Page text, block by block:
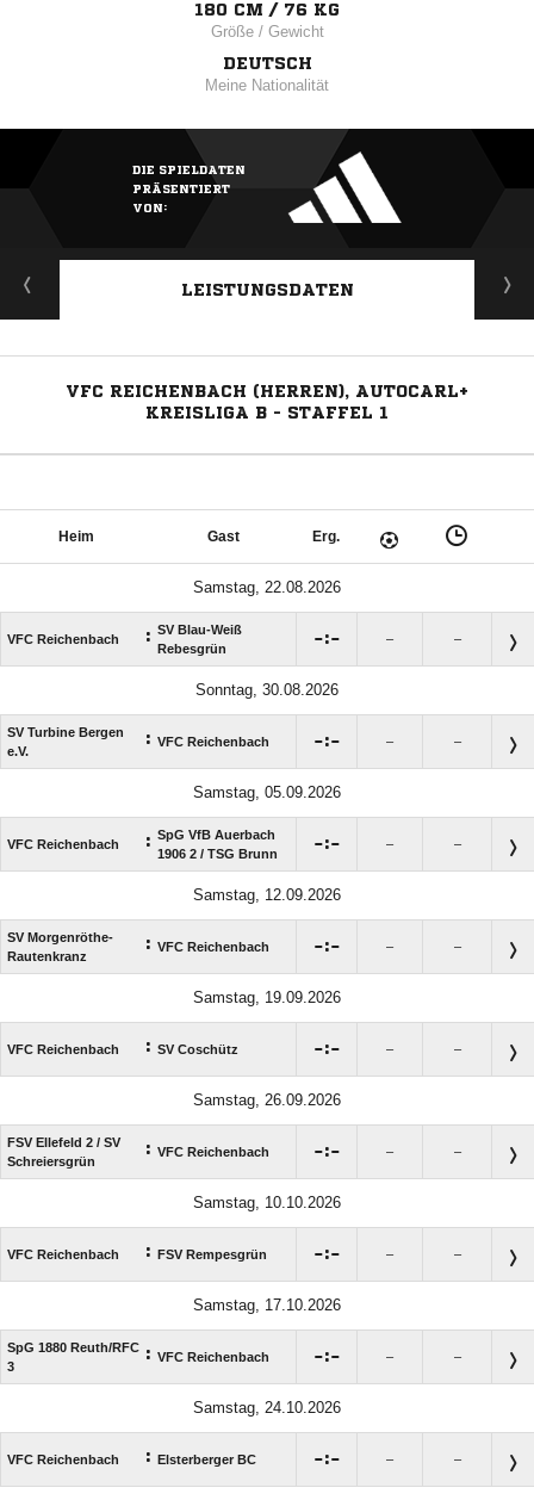
180 CM / 76 KG
Größe / Gewicht
DEUTSCH
Meine Nationalität
DIE SPIELDATEN
PRÄSENTIERT
VON:
LEISTUNGSDATEN
VFC REICHENBACH (HERREN), AUTOCARL+
KREISLIGA B - STAFFEL 1
Heim Gast Erg.
Samstag, 22.08.2026
VFC Reichenbach : SV Blau-Weiß
Rebesgrün
: – –
Sonntag, 30.08.2026
SV Turbine Bergen
e.V.
: VFC Reichenbach : – –
Samstag, 05.09.2026
VFC Reichenbach : SpG VfB Auerbach
1906 2 /​ TSG Brunn
: – –
Samstag, 12.09.2026
SV Morgenröthe-
Rautenkranz
: VFC Reichenbach : – –
Samstag, 19.09.2026
VFC Reichenbach : SV Coschütz : – –
Samstag, 26.09.2026
FSV Ellefeld 2 /​ SV
Schreiersgrün
: VFC Reichenbach : – –
Samstag, 10.10.2026
VFC Reichenbach : FSV Rempesgrün : – –
Samstag, 17.10.2026
SpG 1880 Reuth/​RFC
3
: VFC Reichenbach : – –
Samstag, 24.10.2026
VFC Reichenbach : Elsterberger BC : – –